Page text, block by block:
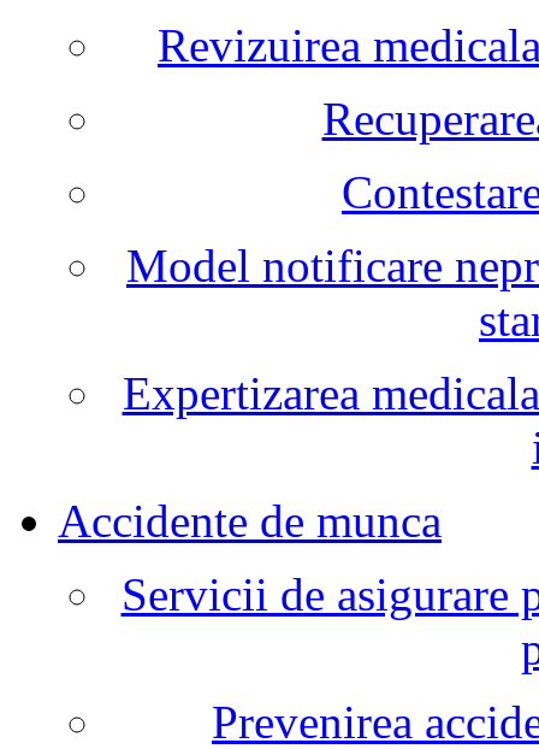
Revizuirea
Model notificare
Expertizarea
Accidente de munca
Servicii de asigurare
Prevenirea